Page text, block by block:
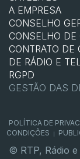
A EMPRESA
CONSELHO
CONSELHO DE
CONTRATO DE
DE RÁDIO E
RGPD
GESTÃO DAS
POLÍTICA DE
CONDIÇÕES
|
© RTP, Rádio